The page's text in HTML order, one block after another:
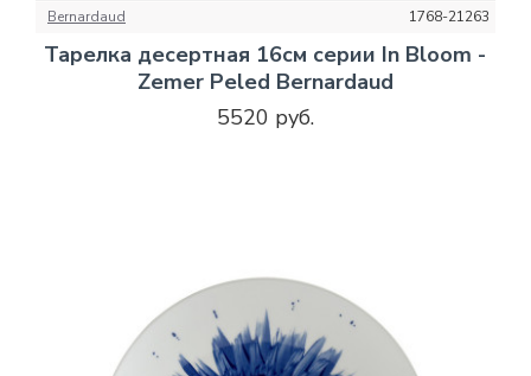
Bernardaud 1768-21263
Тарелка десертная 16см серии In Bloom -
Zemer Peled Bernardaud
5520 руб.